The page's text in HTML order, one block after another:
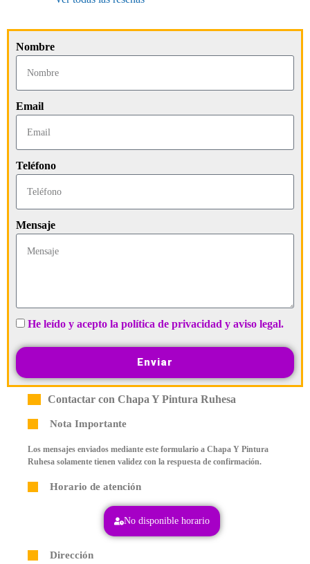
Nombre
Email
Teléfono
Mensaje
He leído y acepto la política de privacidad y aviso legal.
Enviar
Contactar con Chapa Y Pintura Ruhesa
Nota Importante
Los mensajes enviados mediante este formulario a Chapa Y Pintura
Ruhesa solamente tienen validez con la respuesta de confirmación.
Horario de atención
No disponible horario
Dirección